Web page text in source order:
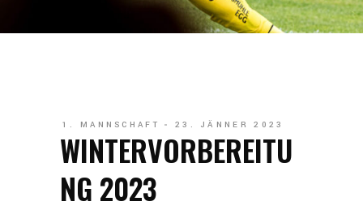
1. MANNSCHAFT 23. JÄNNER 2023
WINTERVORBEREITU
NG 2023